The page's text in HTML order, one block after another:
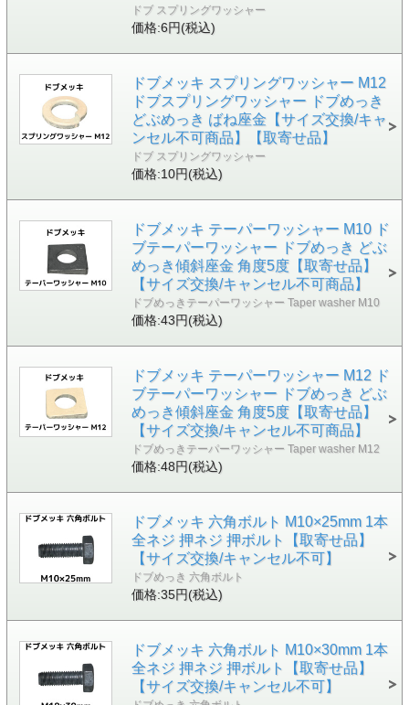
ドブ スプリングワッシャー
価格:6円(税込)
ドブメッキ スプリングワッシャー M12
ドブスプリングワッシャー ドブめっき
どぶめっき ばね座金【サイズ交換/キャ
ンセル不可商品】【取寄せ品】
ドブ スプリングワッシャー
価格:10円(税込)
ドブメッキ テーパーワッシャー M10 ド
ブテーパーワッシャー ドブめっき どぶ
めっき傾斜座金 角度5度【取寄せ品】
【サイズ交換/キャンセル不可商品】
ドブめっきテーパーワッシャー Taper washer M10
価格:43円(税込)
ドブメッキ テーパーワッシャー M12 ド
ブテーパーワッシャー ドブめっき どぶ
めっき傾斜座金 角度5度【取寄せ品】
【サイズ交換/キャンセル不可商品】
ドブめっきテーパーワッシャー Taper washer M12
価格:48円(税込)
ドブメッキ 六角ボルト M10×25mm 1本
全ネジ 押ネジ 押ボルト【取寄せ品】
【サイズ交換/キャンセル不可】
ドブめっき 六角ボルト
価格:35円(税込)
ドブメッキ 六角ボルト M10×30mm 1本
全ネジ 押ネジ 押ボルト【取寄せ品】
【サイズ交換/キャンセル不可】